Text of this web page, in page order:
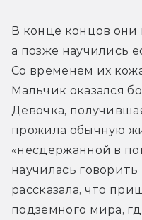
В конце концов они
а позже научились
Со временем их
Мальчик оказался
Девочка,
прожила обычную
«несдержанной в
научилась
рассказала, что
подземного мира,